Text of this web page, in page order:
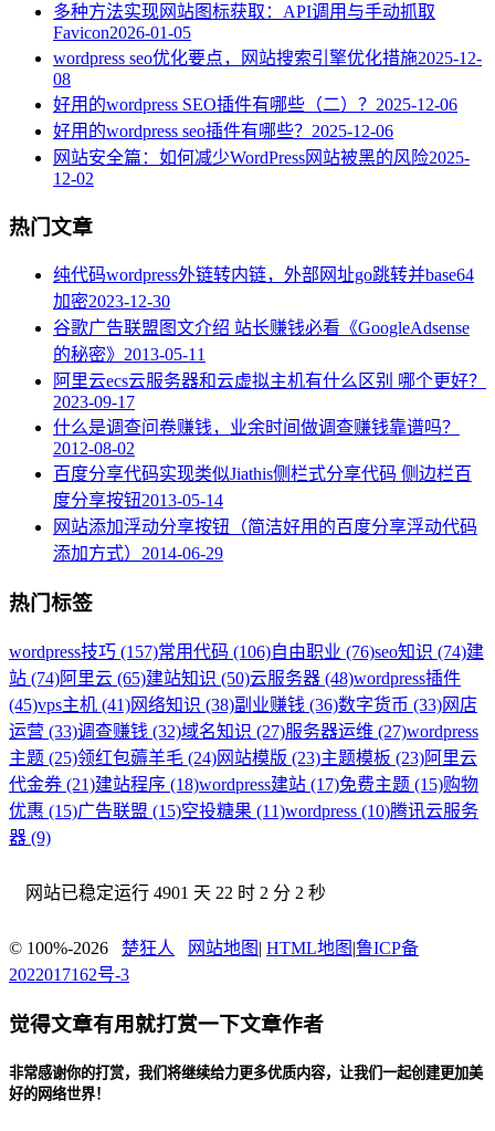
多种方法实现网站图标获取：API调用与手动抓取
Favicon2026-01-05
wordpress seo优化要点，网站搜索引擎优化措施2025-12-
08
好用的wordpress SEO插件有哪些（二）？ 2025-12-06
好用的wordpress seo插件有哪些？ 2025-12-06
网站安全篇：如何减少WordPress网站被黑的风险2025-
12-02
热门文章
纯代码wordpress外链转内链，外部网址go跳转并base64
加密2023-12-30
谷歌广告联盟图文介绍 站长赚钱必看《GoogleAdsense
的秘密》 2013-05-11
阿里云ecs云服务器和云虚拟主机有什么区别 哪个更好？
2023-09-17
什么是调查问卷赚钱，业余时间做调查赚钱靠谱吗？
2012-08-02
百度分享代码实现类似Jiathis侧栏式分享代码 侧边栏百
度分享按钮2013-05-14
网站添加浮动分享按钮（简洁好用的百度分享浮动代码
添加方式） 2014-06-29
热门标签
wordpress技巧 (157)常用代码 (106)自由职业 (76)seo知识 (74)建
站 (74)阿里云 (65)建站知识 (50)云服务器 (48)wordpress插件
(45)vps主机 (41)网络知识 (38)副业赚钱 (36)数字货币 (33)网店
运营 (33)调查赚钱 (32)域名知识 (27)服务器运维 (27)wordpress
主题 (25)领红包薅羊毛 (24)网站模版 (23)主题模板 (23)阿里云
代金券 (21)建站程序 (18)wordpress建站 (17)免费主题 (15)购物
优惠 (15)广告联盟 (15)空投糖果 (11)wordpress (10)腾讯云服务
器 (9)
网站已稳定运行 4901 天 22 时 2 分 2 秒
© 100%-2026 楚狂人 网站地图 | HTML地图 |鲁ICP备
2022017162号-3
觉得文章有用就打赏一下文章作者
非常感谢你的打赏，我们将继续给力更多优质内容，让我们一起创建更加美
好的网络世界！